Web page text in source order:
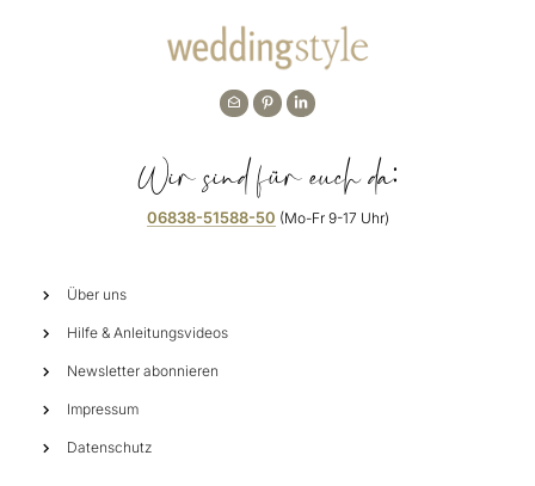
Wir sind für euch da:
06838-51588-50 (Mo-Fr 9-17 Uhr)
Über uns
Hilfe & Anleitungsvideos
Newsletter abonnieren
Impressum
Datenschutz